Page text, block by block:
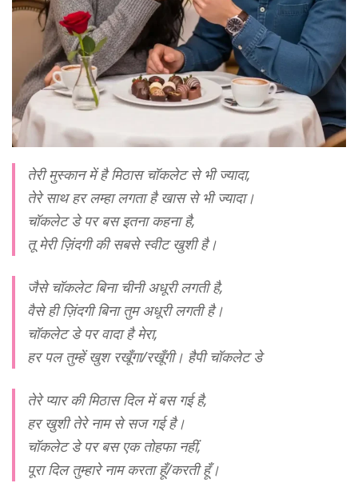
तेरी मुस्कान में है मिठास चॉकलेट से भी ज्यादा,
तेरे साथ हर लम्हा लगता है खास से भी ज्यादा।
चॉकलेट डे पर बस इतना कहना है,
तू मेरी ज़िंदगी की सबसे स्वीट खुशी है।
जैसे चॉकलेट बिना चीनी अधूरी लगती है,
वैसे ही ज़िंदगी बिना तुम अधूरी लगती है।
चॉकलेट डे पर वादा है मेरा,
हर पल तुम्हें खुश रखूँगा/रखूँगी। हैपी चॉकलेट डे
तेरे प्यार की मिठास दिल में बस गई है,
हर खुशी तेरे नाम से सज गई है।
चॉकलेट डे पर बस एक तोहफा नहीं,
पूरा दिल तुम्हारे नाम करता हूँ/करती हूँ।